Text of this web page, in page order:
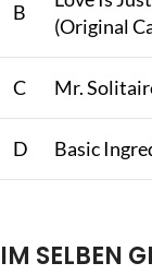
B
(Original
C Mr.
D Basic
IM SELBEN